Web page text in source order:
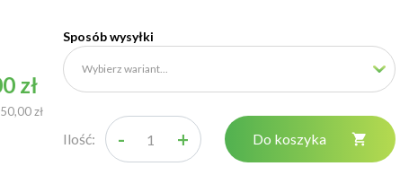
zł
zł
Sposób wysyłki
Ilość: - + Do koszyka 